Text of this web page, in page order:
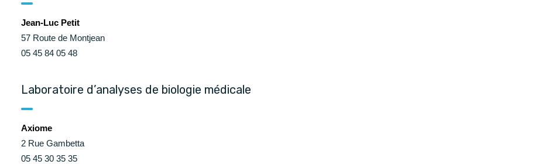
Jean-Luc Petit
57 Route de Montjean
05 45 84 05 48
Laboratoire d’analyses de biologie médicale
Axiome
2 Rue Gambetta
05 45 30 35 35